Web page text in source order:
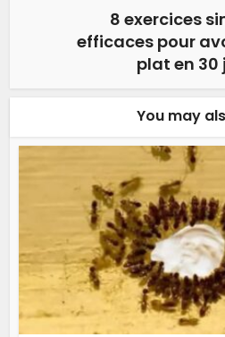
8 exercices
efficaces pour
plat en 30
You may